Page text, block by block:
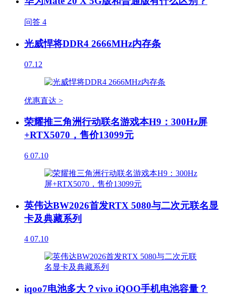
问答 4
光威悍将DDR4 2666MHz内存条
07.12
优惠直达 >
荣耀推三角洲行动联名游戏本H9：300Hz屏
+RTX5070，售价13099元
6 07.10
英伟达BW2026首发RTX 5080与二次元联名显
卡及典藏系列
4 07.10
iqoo7电池多大？vivo iQOO手机电池容量？